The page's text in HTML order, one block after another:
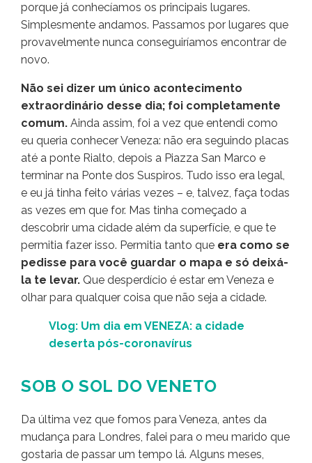
porque já conhecíamos os principais lugares.
Simplesmente andamos. Passamos por lugares que
provavelmente nunca conseguiríamos encontrar de
novo.
Não sei dizer um único acontecimento
extraordinário desse dia; foi completamente
comum. Ainda assim, foi a vez que entendi como
eu queria conhecer Veneza: não era seguindo placas
até a ponte Rialto, depois a Piazza San Marco e
terminar na Ponte dos Suspiros. Tudo isso era legal,
e eu já tinha feito várias vezes – e, talvez, faça todas
as vezes em que for. Mas tinha começado a
descobrir uma cidade além da superfície, e que te
permitia fazer isso. Permitia tanto que era como se
pedisse para você guardar o mapa e só deixá-
la te levar. Que desperdício é estar em Veneza e
olhar para qualquer coisa que não seja a cidade.
Vlog: Um dia em VENEZA: a cidade
deserta pós-coronavírus
SOB O SOL DO VENETO
Da última vez que fomos para Veneza, antes da
mudança para Londres, falei para o meu marido que
gostaria de passar um tempo lá. Alguns meses,